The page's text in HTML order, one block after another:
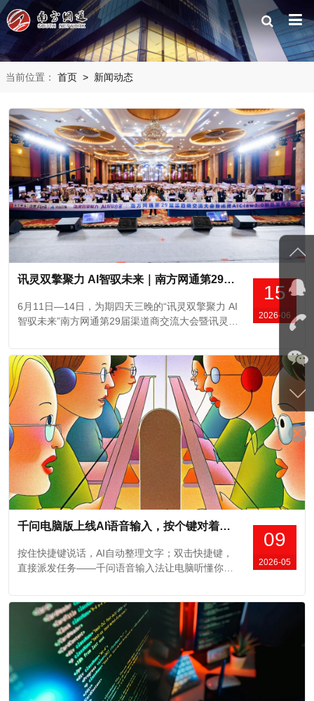
当前位置： 首页 > 新闻动态
15
2026-06
讯灵双擎聚力 AI智驭未来｜南方网通第29届渠道商交流大会暨讯灵AI Claw3.0千人发布会圆满落幕！
6月11日—14日，为期四天三晚的“讯灵双擎聚力 AI
智驭未来”南方网通第29届渠道商交流大会暨讯灵AI
席以待 共赴羊城6月11日，来自全国各地的渠道伙
伴分别陆续抵达南方网通总部和广州华钜君悦酒
店。部分伙伴前往头部AI...
09
2026-05
千问电脑版上线AI语音输入，按个键对着说话，千问能直接帮你写文章、做表格
按住快捷键说话，AI自动整理文字；双击快捷键，
直接派发任务——千问语音输入法让电脑听懂你每